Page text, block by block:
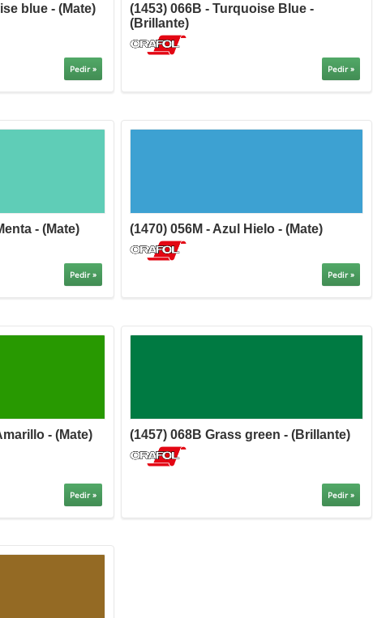
blue - (Mate)
Pedir »
(1453) 066B - Turquoise Blue -
(Brillante)
Pedir »
- (Mate)
Pedir »
(1470) 056M - Azul Hielo - (Mate)
Pedir »
- (Mate)
Pedir »
(1457) 068B Grass green - (Brillante)
Pedir »